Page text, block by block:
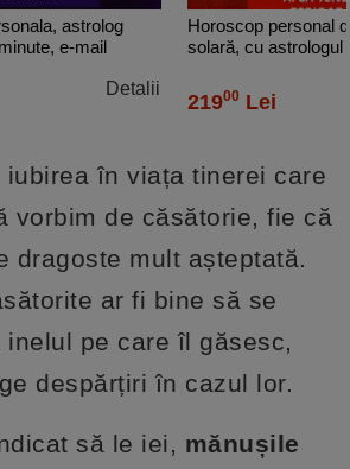
astrolog
e-mail
Detalii
Horoscop personal
solară, cu astrologul
21900 Lei
iubirea în viața tinerei care
vorbim de căsătorie, fie că
dragoste mult așteptată.
ar fi bine să se
pe care îl găsesc,
despărțiri în cazul lor.
să le iei, mănușile